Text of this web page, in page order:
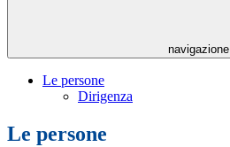
navigazione
Le persone
Dirigenza
Le persone